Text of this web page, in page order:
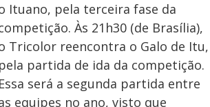
Ituano, pela terceira fase da
Às 21h30 (de Brasília),
Tricolor reencontra o Galo de Itu,
pela partida de ida da competição.
Essa será a segunda partida entre
equipes no ano, visto que